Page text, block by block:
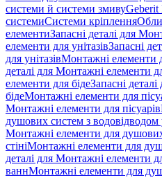
системи й системи змиву
системиСистеми кріплення
елементиЗапасні деталі для
елементи для унітазівЗапасні
для унітазівМонтажні елементи
деталі для Монтажні елементи
елементи для бідеЗапасні
бідеМонтажні елементи для
Монтажні елементи для пісуарів
душових систем з водовідводом
Монтажні елементи для
стініМонтажні елементи для
деталі для Монтажні елементи
ваннМонтажні елементи для